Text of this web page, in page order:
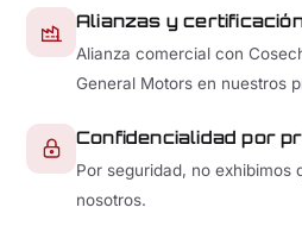
Alianzas y
Alianza comercial con
General Motors en nuestros
Confidencialidad por
Por seguridad, no exhibimos
nosotros.